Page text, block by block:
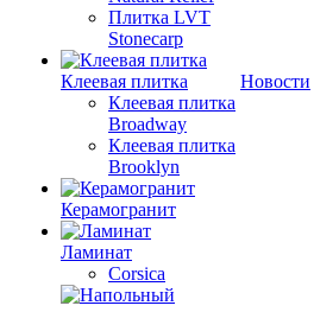
Плитка LVT
Stonecarp
Клеевая плитка
Клеевая плитка
Broadway
Клеевая плитка
Brooklyn
Керамогранит
Ламинат
Corsica
Новости